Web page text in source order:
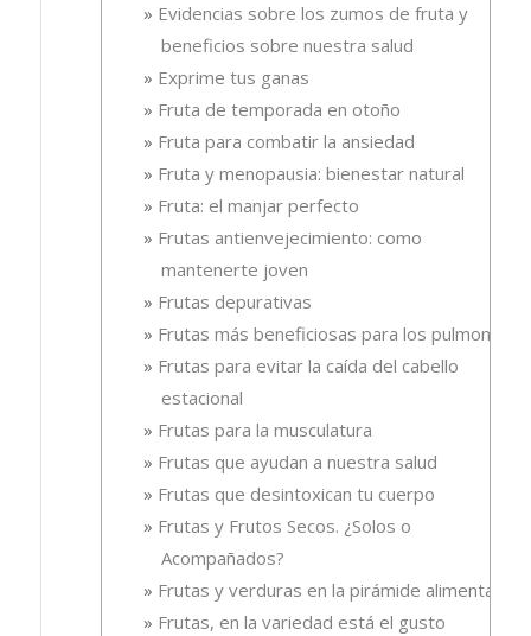
Evidencias sobre los zumos de fruta y
beneficios sobre nuestra salud
Exprime tus ganas
Fruta de temporada en otoño
Fruta para combatir la ansiedad
Fruta y menopausia: bienestar natural
Fruta: el manjar perfecto
Frutas antienvejecimiento: como
mantenerte joven
Frutas depurativas
Frutas más beneficiosas para los pulmones
Frutas para evitar la caída del cabello
estacional
Frutas para la musculatura
Frutas que ayudan a nuestra salud
Frutas que desintoxican tu cuerpo
Frutas y Frutos Secos. ¿Solos o
Acompañados?
Frutas y verduras en la pirámide alimentaria
Frutas, en la variedad está el gusto